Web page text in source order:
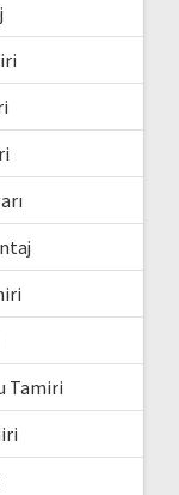
Tamiri